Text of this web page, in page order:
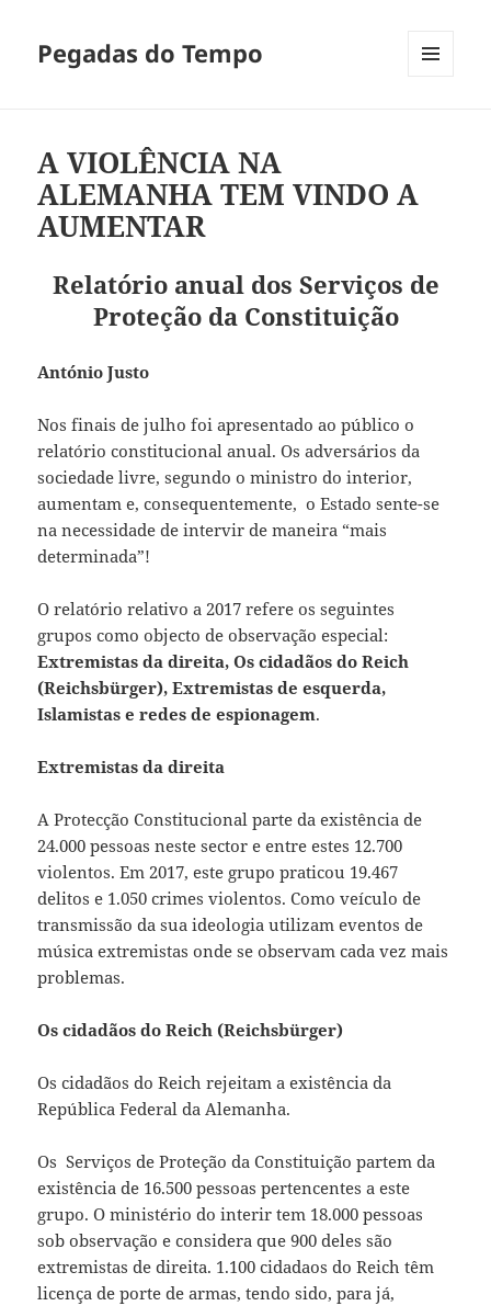
Pegadas do Tempo
A VIOLÊNCIA NA
ALEMANHA TEM VINDO A
AUMENTAR
Relatório anual dos Serviços de
Proteção da Constituição
António Justo
Nos finais de julho foi apresentado ao público o
relatório constitucional anual. Os adversários da
sociedade livre, segundo o ministro do interior,
aumentam e, consequentemente, o Estado sente-se
na necessidade de intervir de maneira “mais
determinada”!
O relatório relativo a 2017 refere os seguintes
grupos como objecto de observação especial:
Extremistas da direita, Os cidadãos do Reich
(Reichsbürger), Extremistas de esquerda,
Islamistas e redes de espionagem.
Extremistas da direita
A Protecção Constitucional parte da existência de
24.000 pessoas neste sector e entre estes 12.700
violentos. Em 2017, este grupo praticou 19.467
delitos e 1.050 crimes violentos. Como veículo de
transmissão da sua ideologia utilizam eventos de
música extremistas onde se observam cada vez mais
problemas.
Os cidadãos do Reich (Reichsbürger)
Os cidadãos do Reich rejeitam a existência da
República Federal da Alemanha.
Os Serviços de Proteção da Constituição partem da
existência de 16.500 pessoas pertencentes a este
grupo. O ministério do interir tem 18.000 pessoas
sob observação e considera que 900 deles são
extremistas de direita. 1.100 cidadaos do Reich têm
licença de porte de armas, tendo sido, para já,